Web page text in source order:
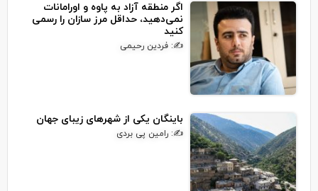
اگر منطقه آزاد به پاوه و اورامانات
نمی‌دهید، حداقل مرز سازان را رسمی
کنید
✍: فردین رحیمی
باینگان یکی از شهرهای زیبای جهان
✍: رامین پی بردی